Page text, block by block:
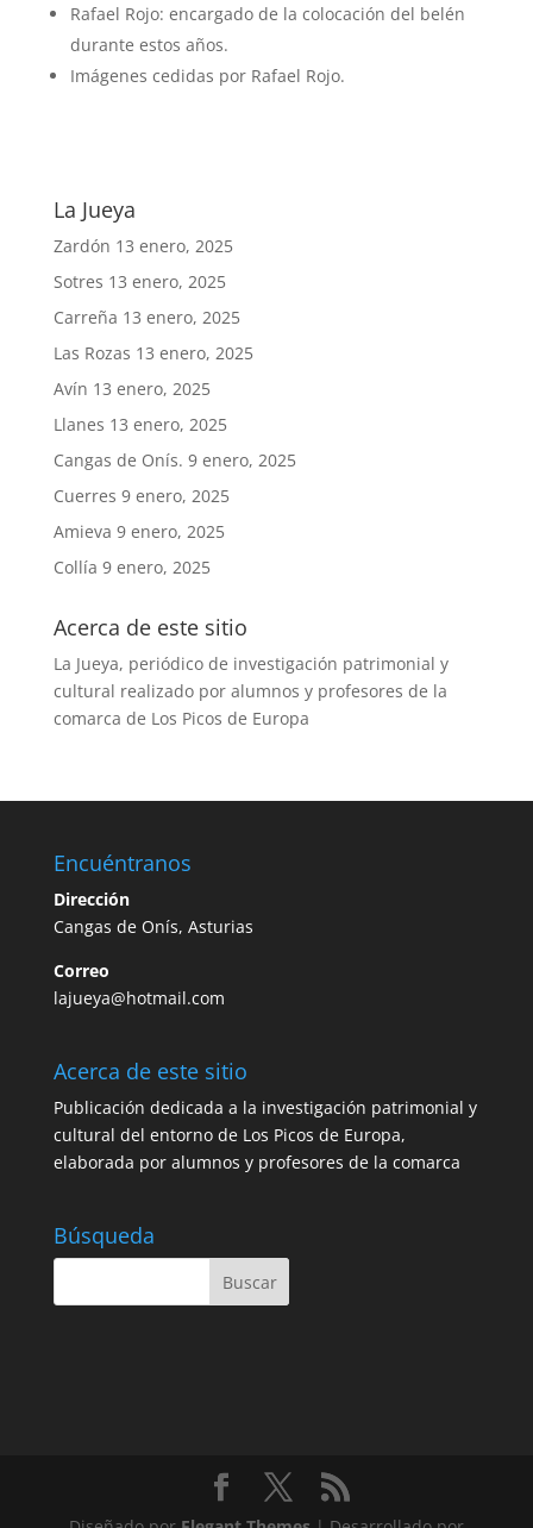
Rafael Rojo: encargado de la colocación del belén
durante estos años.
Imágenes cedidas por Rafael Rojo.
La Jueya
Zardón 13 enero, 2025
Sotres 13 enero, 2025
Carreña 13 enero, 2025
Las Rozas 13 enero, 2025
Avín 13 enero, 2025
Llanes 13 enero, 2025
Cangas de Onís. 9 enero, 2025
Cuerres 9 enero, 2025
Amieva 9 enero, 2025
Collía 9 enero, 2025
Acerca de este sitio
La Jueya, periódico de investigación patrimonial y
cultural realizado por alumnos y profesores de la
comarca de Los Picos de Europa
Encuéntranos
Dirección
Cangas de Onís, Asturias
Correo
lajueya@hotmail.com
Acerca de este sitio
Publicación dedicada a la investigación patrimonial y
cultural del entorno de Los Picos de Europa,
elaborada por alumnos y profesores de la comarca
Búsqueda